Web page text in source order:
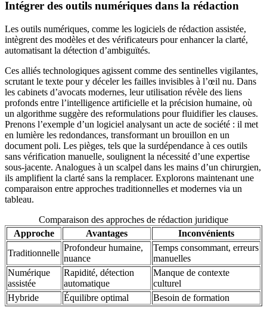
Intégrer des outils numériques dans la rédaction
Les outils numériques, comme les logiciels de rédaction assistée,
intègrent des modèles et des vérificateurs pour enhancer la clarté,
automatisant la détection d’ambiguïtés.
Ces alliés technologiques agissent comme des sentinelles vigilantes,
scrutant le texte pour y déceler les failles invisibles à l’œil nu. Dans
les cabinets d’avocats modernes, leur utilisation révèle des liens
profonds entre l’intelligence artificielle et la précision humaine, où
un algorithme suggère des reformulations pour fluidifier les clauses.
Prenons l’exemple d’un logiciel analysant un acte de société : il met
en lumière les redondances, transformant un brouillon en un
document poli. Les pièges, tels que la surdépendance à ces outils
sans vérification manuelle, soulignent la nécessité d’une expertise
sous-jacente. Analogues à un scalpel dans les mains d’un chirurgien,
ils amplifient la clarté sans la remplacer. Explorons maintenant une
comparaison entre approches traditionnelles et modernes via un
tableau.
Comparaison des approches de rédaction juridique
Approche
Avantages
Inconvénients
Traditionnelle
Profondeur humaine,
nuance
Temps consommant, erreurs
manuelles
Numérique
assistée
Rapidité, détection
automatique
Manque de contexte
culturel
Hybride
Équilibre optimal Besoin de formation